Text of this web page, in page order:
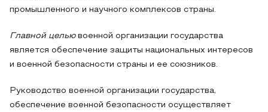
промышленного и научного комплексов страны.
Главной цельювоенной организации государства
является обеспечение защиты национальных интересов
и военной безопасности страны и ее союзников.
Руководство военной организации государства,
обеспечение военной безопасности осуществляет